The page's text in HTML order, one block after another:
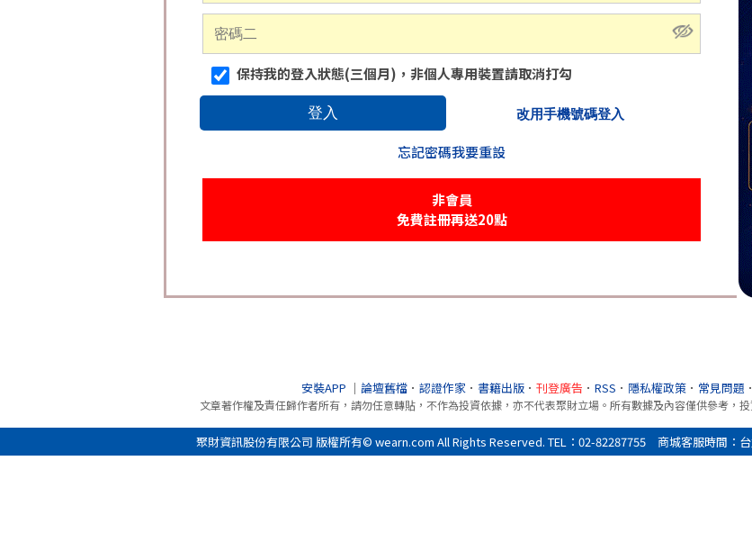
保持我的登入狀態(三個月)，非個人專用裝置請取消打勾
改用手機號碼登入
忘記密碼我要重設
非會員
免費註冊再送20點
安裝APP ｜ 論壇舊檔． 認證作家． 書籍出版． 刊登廣告 ． RSS ． 隱私權政策． 常見問題 ．
文章著作權及責任歸作者所有，請勿任意轉貼，不作為投資依據，亦不代表聚財立場。所有數據及內容僅供參考，
聚財資訊股份有限公司 版權所有© wearn.com All Rights Reserved. TEL：02-82287755 商城客服時間：